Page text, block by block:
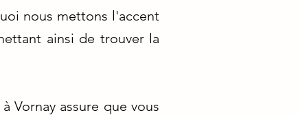
nous mettons l'accent
ainsi de trouver la
Vornay assure que vous